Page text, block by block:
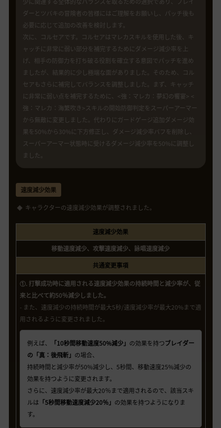
ダーとツバキの冒険者の皆様にはご理解をお願いし、パッチ後も
必要に応じて追加の改善を検討します。
次に、コルセアです。コルセアはマレカスキルを使用した後、キ
ャッチに非常に弱い部分を補完するためにダメージ減少率を上
げ、相手の防御力を打ち破る役割を確立する意図でパッチを進め
ましたが、結果的に少し極端な面がありました。そのため、コル
セアもさらに補完してバランスを調整しました。まず、キャッチ
に非常に弱い点を補完するために、<強：マレカ：夢幻の饗宴> <
強：マレカ：海繁吹き>スキルの開始防御判定をスーパーアーマー
から無敵に変更しました。代わりにガードゲージ追加ダメージ効
果を50%から30%に下方修正し、ダメージ減少率バフを削除し、
スーパーアーマー状態時に受けるダメージ減少率を50%に調整し
ました。
速度減少効果
キャラクターの速度減少効果が調整されました。
速度減少効果
移動速度減少、攻撃速度減少、詠唱速度減少
共通変更事項
①. 打撃成功時に適用される速度減少効果の持続時間と減少率が、従
来と比べて約50％減少しました。
- また、速度減少の持続時間が最大5秒/速度減少率が最大20%まで適
用されるように変更されました。
例えば、 「10秒間移動速度50%減少」 の効果を持つブレイダー
の「真：後飛斬」 の場合、
持続時間と減少率が50%減少し、5秒間、移動速度25%減少の
効果を持つように変更されます。
さらに、速度減少率が最大20％まで適用されるので、該当スキ
ルは 「5秒間移動速度減少20％」 の効果を持つようになりま
す。